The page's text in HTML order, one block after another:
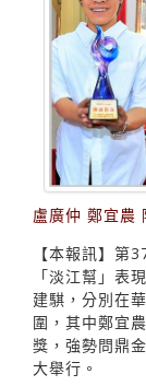
盧廣仲 鄭宜農
【本報訊】第
「淡江幫」表
建騏，分別在
圍，其中鄭宜
獎，強勢問鼎
大舉行。